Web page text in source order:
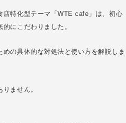
店特化型テーマ「WTE cafe」は、初心
にこだわりました。
の具体的な対処法と使い方を解説しま
ません。